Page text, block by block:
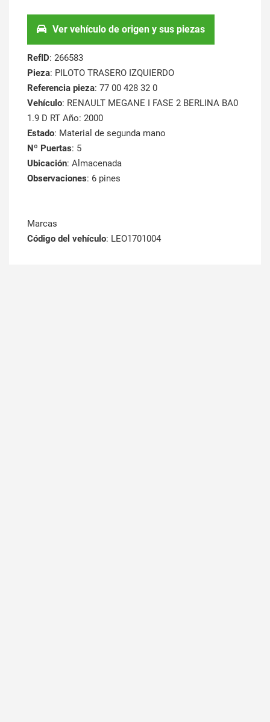
Ver vehículo de origen y sus piezas
RefID: 266583
Pieza: PILOTO TRASERO IZQUIERDO
Referencia pieza: 77 00 428 32 0
Vehículo: RENAULT MEGANE I FASE 2 BERLINA BA0
1.9 D RT Año: 2000
Estado: Material de segunda mano
Nº Puertas: 5
Ubicación: Almacenada
Observaciones: 6 pines
Marcas
Código del vehículo: LEO1701004